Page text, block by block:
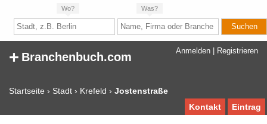
Wo? Was?
Anmelden Registrieren
+ Branchenbuch.com
Startseite › Stadt › Krefeld › Jostenstraße
Eintrag
Kontakt